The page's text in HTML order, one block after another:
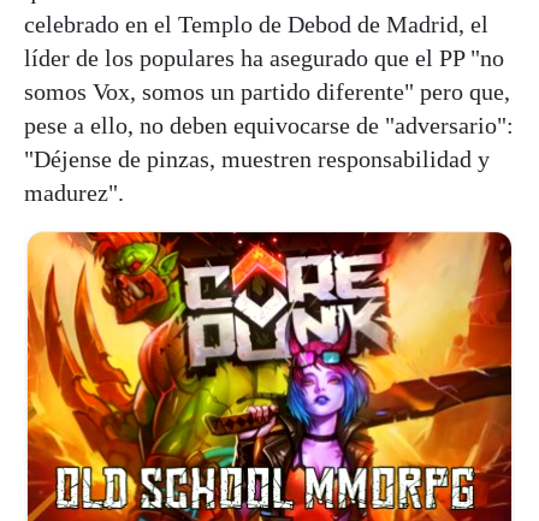
celebrado en el Templo de Debod de Madrid, el
líder de los populares ha asegurado que el PP "no
somos Vox, somos un partido diferente" pero que,
pese a ello, no deben equivocarse de "adversario":
"Déjense de pinzas, muestren responsabilidad y
madurez".